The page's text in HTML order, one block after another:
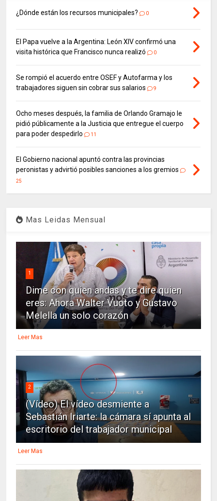
¿Dónde están los recursos municipales? 0
El Papa vuelve a la Argentina: León XIV confirmó una
visita histórica que Francisco nunca realizó
0
Se rompió el acuerdo entre OSEF y Autofarma y los
trabajadores siguen sin cobrar sus salarios
9
Ocho meses después, la familia de Orlando Gramajo le
pidió públicamente a la Justicia que entregue el cuerpo
para poder despedirlo
11
El Gobierno nacional apuntó contra las provincias
peronistas y advirtió posibles sanciones a los gremios
25
Mas Leidas Mensual
1
Dime con quien andas y te dire quien
eres: Ahora Walter Vuoto y Gustavo
Melella un solo corazón
Leer Mas
2
(Vídeo) El vídeo desmiente a
Sebastián Iriarte: la cámara sí apunta al
escritorio del trabajador municipal
Leer Mas